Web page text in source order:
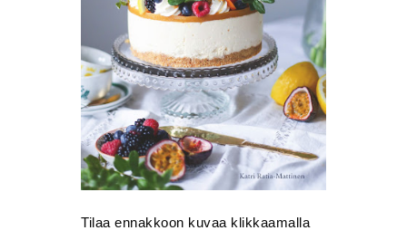
Tilaa ennakkoon kuvaa klikkaamalla